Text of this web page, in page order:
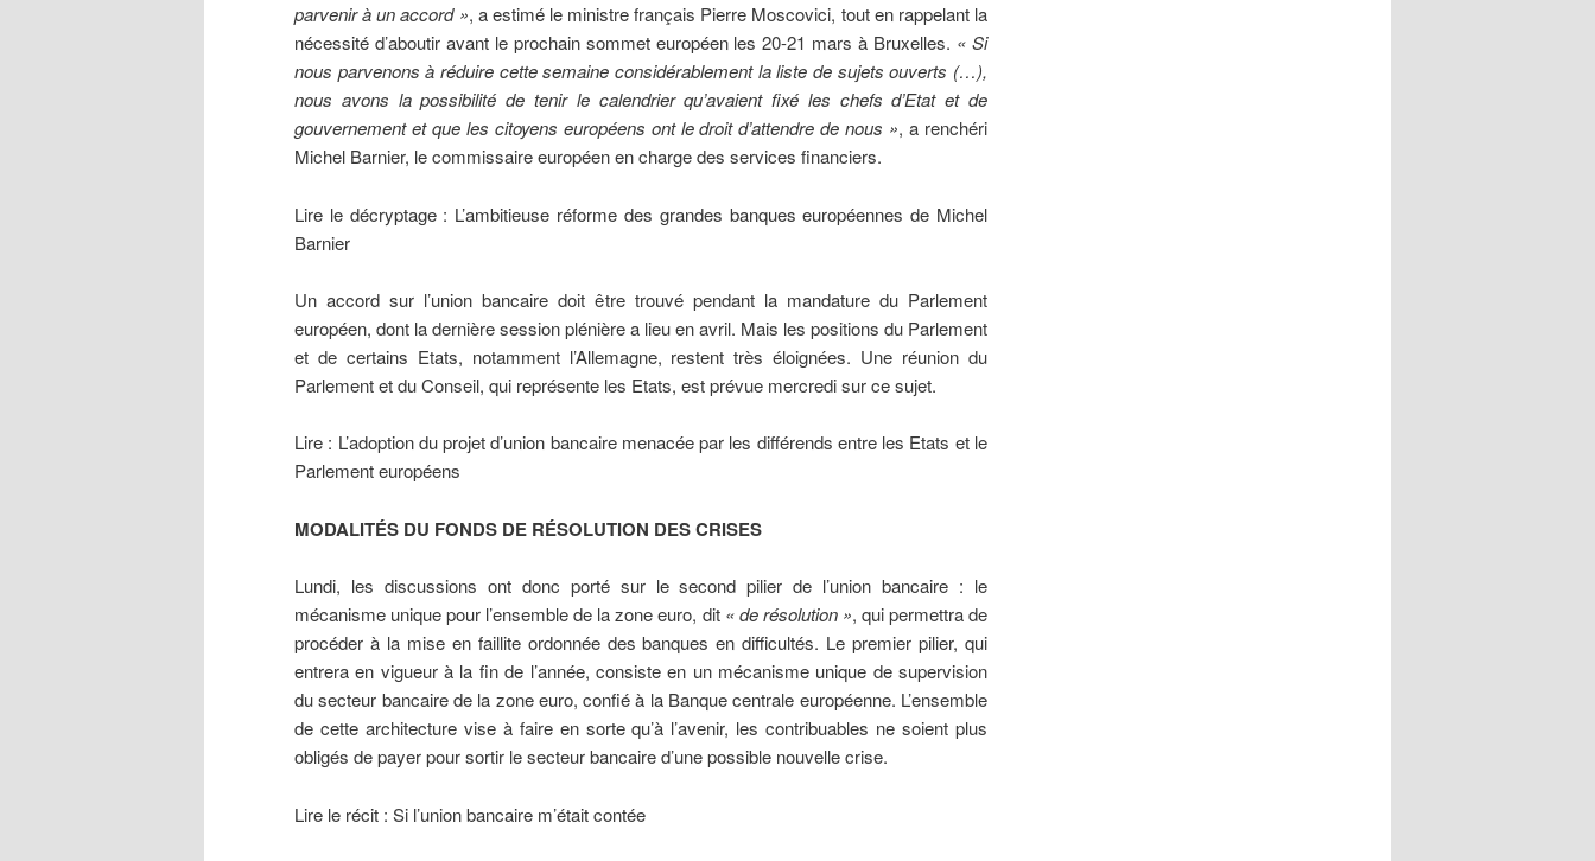
parvenir à un accord », a estimé le ministre français Pierre Moscovici, tout en rappelant la
nécessité d’aboutir avant le prochain sommet européen les 20-21 mars à Bruxelles. « Si
nous parvenons à réduire cette semaine considérablement la liste de sujets ouverts (…),
nous avons la possibilité de tenir le calendrier qu’avaient fixé les chefs d’Etat et de
gouvernement et que les citoyens européens ont le droit d’attendre de nous », a renchéri
Michel Barnier, le commissaire européen en charge des services financiers.
Lire le décryptage : L’ambitieuse réforme des grandes banques européennes de Michel
Barnier
Un accord sur l’union bancaire doit être trouvé pendant la mandature du Parlement
européen, dont la dernière session plénière a lieu en avril. Mais les positions du Parlement
et de certains Etats, notamment l’Allemagne, restent très éloignées. Une réunion du
Parlement et du Conseil, qui représente les Etats, est prévue mercredi sur ce sujet.
Lire : L’adoption du projet d’union bancaire menacée par les différends entre les Etats et le
Parlement européens
MODALITÉS DU FONDS DE RÉSOLUTION DES CRISES
Lundi, les discussions ont donc porté sur le second pilier de l’union bancaire : le
mécanisme unique pour l’ensemble de la zone euro, dit « de résolution », qui permettra de
procéder à la mise en faillite ordonnée des banques en difficultés. Le premier pilier, qui
entrera en vigueur à la fin de l’année, consiste en un mécanisme unique de supervision
du secteur bancaire de la zone euro, confié à la Banque centrale européenne. L’ensemble
de cette architecture vise à faire en sorte qu’à l’avenir, les contribuables ne soient plus
obligés de payer pour sortir le secteur bancaire d’une possible nouvelle crise.
Lire le récit : Si l’union bancaire m’était contée